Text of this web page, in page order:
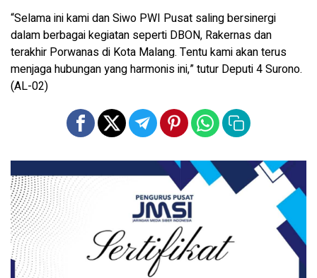
“Selama ini kami dan Siwo PWI Pusat saling bersinergi
dalam berbagai kegiatan seperti DBON, Rakernas dan
terakhir Porwanas di Kota Malang. Tentu kami akan terus
menjaga hubungan yang harmonis ini,” tutur Deputi 4 Surono.
(AL-02)